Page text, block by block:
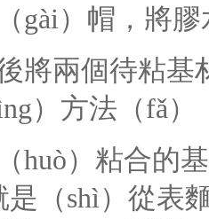
gài）帽，將
將兩個待粘
）方法（fǎ
huò）粘合的
（shì）從表